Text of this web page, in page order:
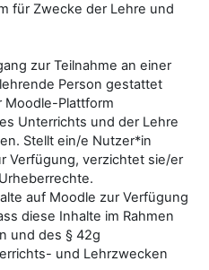
für Zwecke der Lehre und
zur Teilnahme an einer
Person gestattet
Moodle-Plattform
Unterrichts und der Lehre
Stellt ein/e Nutzer*in
Verfügung, verzichtet sie/er
auf Moodle zur Verfügung
diese Inhalte im Rahmen
und des § 42g
und Lehrzwecken